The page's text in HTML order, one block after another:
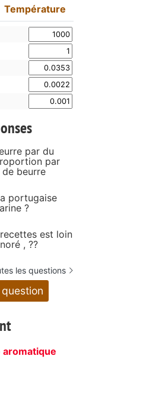
Température
par du
par
beurre
portugaise
?
est loin
, ??
les questions